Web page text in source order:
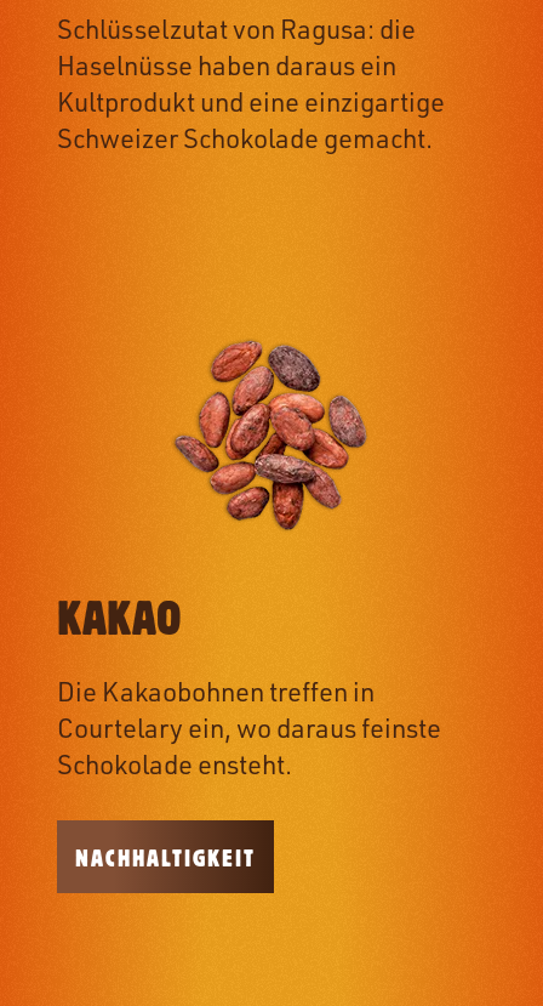
Schlüsselzutat von Ragusa: die
Haselnüsse haben daraus ein
Kultprodukt und eine einzigartige
Schweizer Schokolade gemacht.
KAKAO
Die Kakaobohnen treffen in
Courtelary ein, wo daraus feinste
Schokolade ensteht.
NACHHALTIGKEIT